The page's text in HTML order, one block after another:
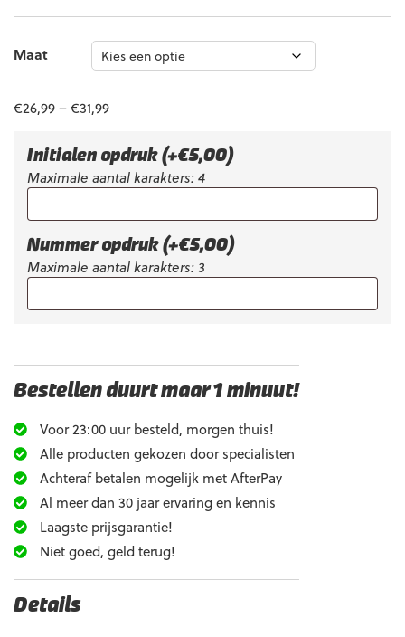
Maat
€26,99–€31,99
Initialen opdruk (+€5,00)
Maximale aantal karakters: 4
Nummer opdruk (+€5,00)
Maximale aantal karakters: 3
Bestellen duurt maar 1 minuut!
Voor 23:00 uur besteld, morgen thuis!
Alle producten gekozen door specialisten
Achteraf betalen mogelijk met AfterPay
Al meer dan 30 jaar ervaring en kennis
Laagste prijsgarantie!
Niet goed, geld terug!
Details